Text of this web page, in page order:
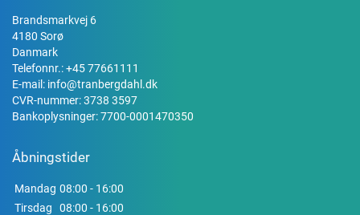
Brandsmarkvej 6
4180 Sorø
Danmark
Telefonnr.:+45 77661111
E-mail: info@tranbergdahl.dk
CVR-nummer: 3738 3597
Bankoplysninger: 7700-0001470350
Åbningstider
Mandag 08:00 - 16:00
Tirsdag
08:00 - 16:00